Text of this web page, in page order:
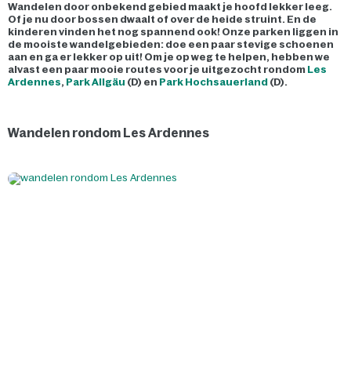
Wandelen door onbekend gebied maakt je hoofd lekker leeg.
Of je nu door bossen dwaalt of over de heide struint. En de
kinderen vinden het nog spannend ook! Onze parken liggen in
de mooiste wandelgebieden: doe een paar stevige schoenen
aan en ga er lekker op uit! Om je op weg te helpen, hebben we
alvast een paar mooie routes voor je uitgezocht rondom Les
Ardennes, Park Allgäu (D) en Park Hochsauerland (D).
Wandelen rondom Les Ardennes